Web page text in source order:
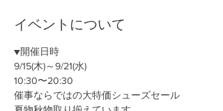
イベントについて
▼開催日時
9/15(木)～9/21(水)
10:30〜20:30
催事ならではの大特価シューズセール